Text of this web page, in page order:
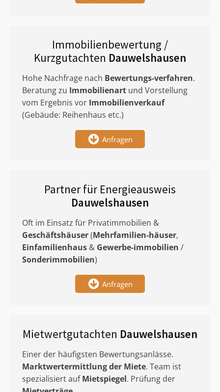
Immobilienbewertung /
Kurzgutachten Dauwelshausen
Hohe Nachfrage nach Bewertungs-verfahren.
Beratung zu Immobilienart und Vorstellung
vom Ergebnis vor Immobilienverkauf
(Gebäude: Reihenhaus etc.)
Anfragen
Partner für Energieausweis
Dauwelshausen
Oft im Einsatz für Privatimmobilien &
Geschäftshäuser(Mehrfamilien-häuser,
Einfamilienhaus & Gewerbe-immobilien /
Sonderimmobilien)
Anfragen
Mietwertgutachten Dauwelshausen
Einer der häufigsten Bewertungsanlässe.
Marktwertermittlungder Miete. Team ist
spezialisiert aufMietspiegel. Prüfung der